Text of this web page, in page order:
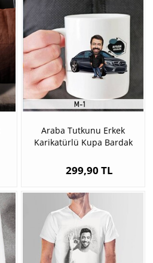
Araba Tutkunu Erkek
Karikatürlü Kupa Bardak
299,90 TL